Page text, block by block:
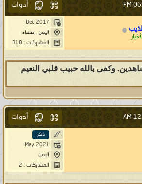
أدوات
Dec 2017
اليمن _صنعاء
المشاركات : 318
وكفى بالله حبيب قلبي النعيم
أدوات
ذكر
May 2021
اليمن
المشاركات : 2